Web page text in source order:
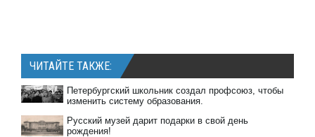
ЧИТАЙТЕ ТАКЖЕ:
Петербургский школьник создал профсоюз, чтобы
изменить систему образования.
Русский музей дарит подарки в свой день
рождения!